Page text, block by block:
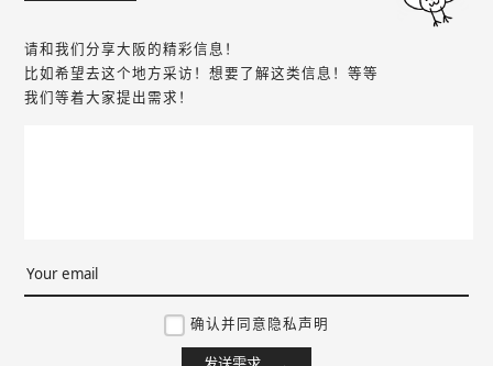
请和我们分享大阪的精彩信息！
比如希望去这个地方采访！想要了解这类信息！等等
我们等着大家提出需求！
确认并同意隐私声明